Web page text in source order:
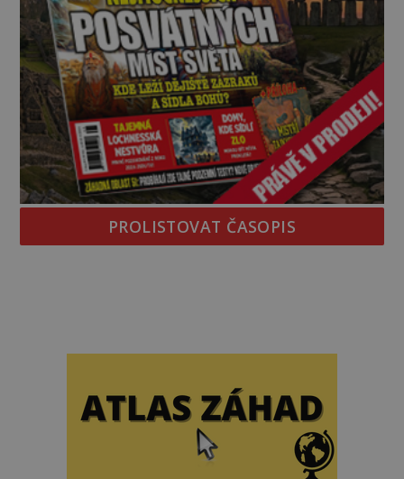
PROLISTOVAT ČASOPIS